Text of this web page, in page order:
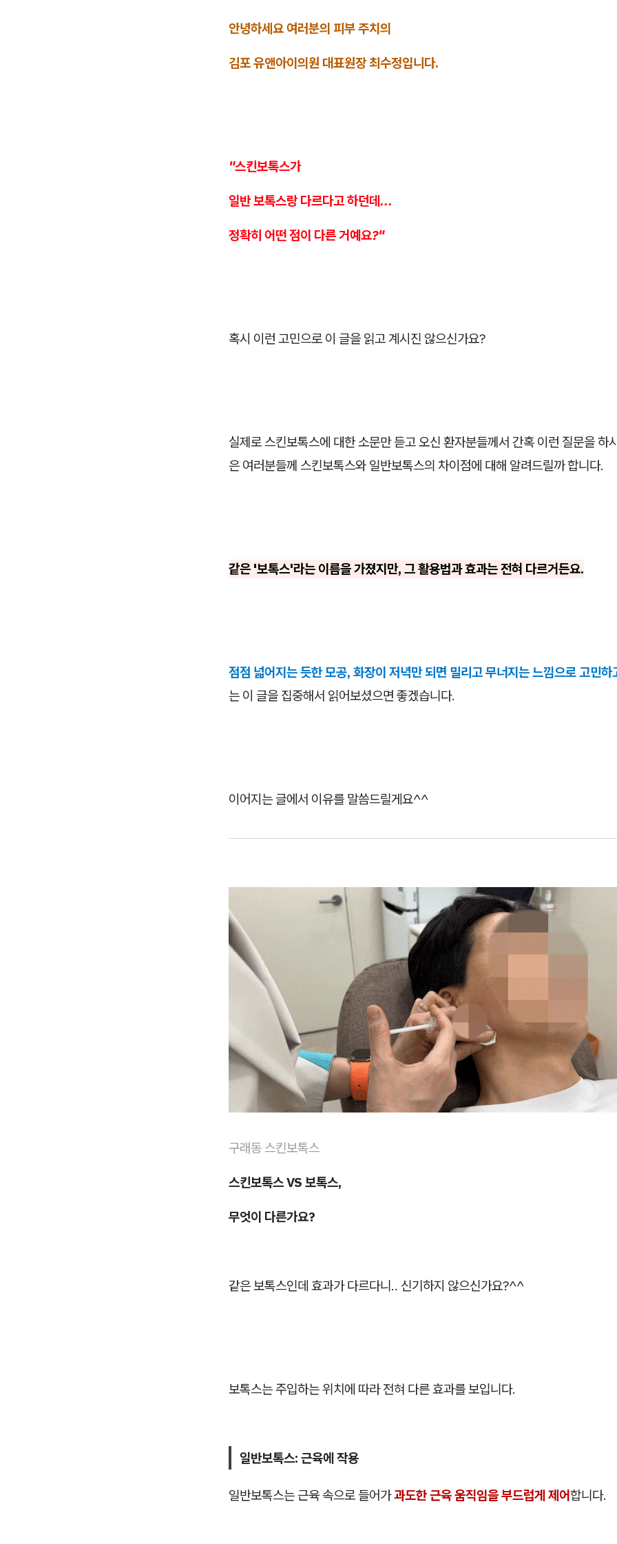
안녕하세요 여러분의 피부 주치의
김포 유앤아이의원 대표원장 최수정입니다.
"스킨보톡스가
일반 보톡스랑 다르다고 하던데...
정확히 어떤 점이 다른 거예요?"
혹시 이런 고민으로 이 글을 읽고 계시진 않으신가요?
실제로 스킨보톡스에 대한 소문만 듣고 오신 환자분들께서 간혹 이런 질문을 하
은 여러분들께 스킨보톡스와 일반보톡스의 차이점에 대해 알려드릴까 합니다.
같은 '보톡스'라는 이름을 가졌지만, 그 활용법과 효과는 전혀 다르거든요.
점점 넓어지는 듯한 모공, 화장이 저녁만 되면 밀리고 무너지는 느낌으로 고민하
는 이 글을 집중해서 읽어보셨으면 좋겠습니다.
이어지는 글에서 이유를 말씀드릴게요^^
구래동 스킨보톡스
스킨보톡스 VS 보톡스,
무엇이 다른가요?
같은 보톡스인데 효과가 다르다니.. 신기하지 않으신가요?^^
보톡스는 주입하는 위치에 따라 전혀 다른 효과를 보입니다.
일반보톡스: 근육에 작용
일반보톡스는 근육 속으로 들어가과도한 근육 움직임을 부드럽게 제어합니다.